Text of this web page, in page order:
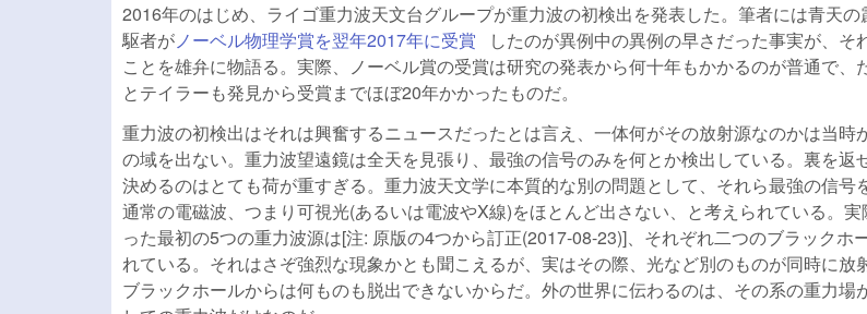
2016年のはじめ、ライゴ重力波天文台グループが重力波の初検出を発表した。筆者には青天
駆者がノーベル物理学賞を翌年2017年に受賞 (link is external)
したのが異例中の異例の早さだった事実が、そ
ことを雄弁に物語る。実際、ノーベル賞の受賞は研究の発表から何十年もかかるのが普通で、
とテイラーも発見から受賞までほぼ20年かかったものだ。
重力波の初検出はそれは興奮するニュースだったとは言え、一体何がその放射源なのかは当時
の域を出ない。重力波望遠鏡は全天を見張り、最強の信号のみを何とか検出している。裏を返
決めるのはとても荷が重すぎる。重力波天文学に本質的な別の問題として、それら最強の信号
通常の電磁波、つまり可視光(あるいは電波やX線)をほとんど出さない、と考えられている。
った最初の5つの重力波源は[注: 原版の4つから訂正(2017-08-23)]、それぞれ二つのブラックホ
れている。それはさぞ強烈な現象かとも聞こえるが、実はその際、光など別のものが同時に放
ブラックホールからは何ものも脱出できないからだ。外の世界に伝わるのは、その系の重力場